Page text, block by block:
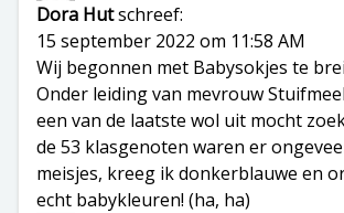
Dora Hutschreef:
15 september 2022 om 11:58 AM
Wij begonnen met Babysokjes te
Onder leiding van mevrouw
een van de laatste wol uit mocht
de 53 klasgenoten waren er
meisjes, kreeg ik donkerblauwe en
echt babykleuren! (ha, ha)